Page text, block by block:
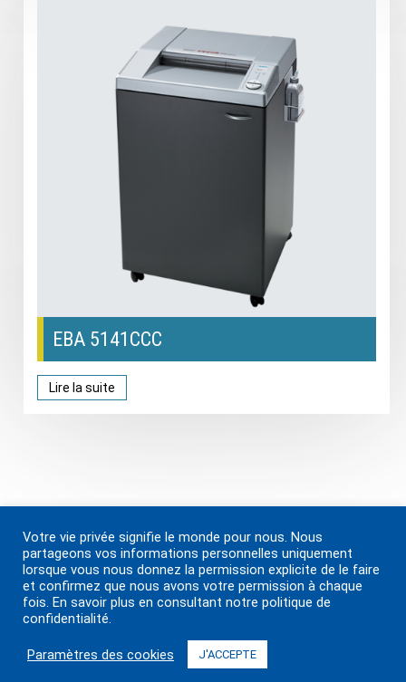
EBA 5141CCC
Lire la suite
Légal Sur Blogues Solutions
Plan du site
Prestations de service
Nouvelles et événements
S’identifier
Contactez-nous
2024 Paystation Inc. Tous droits réservés.
Votre vie privée signifie le monde pour nous. Nous
partageons vos informations personnelles uniquement
lorsque vous nous donnez la permission explicite de le faire
et confirmez que nous avons votre permission à chaque
fois. En savoir plus en consultant notre politique de
confidentialité.
Paramètres des cookies J'ACCEPTE